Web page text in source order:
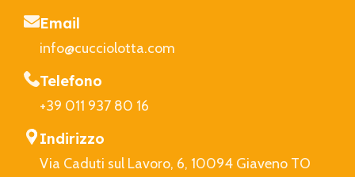
Email
info@cucciolotta.com
Telefono
+39 011 937 80 16
Indirizzo
Via Caduti sul Lavoro, 6, 10094 Giaveno TO